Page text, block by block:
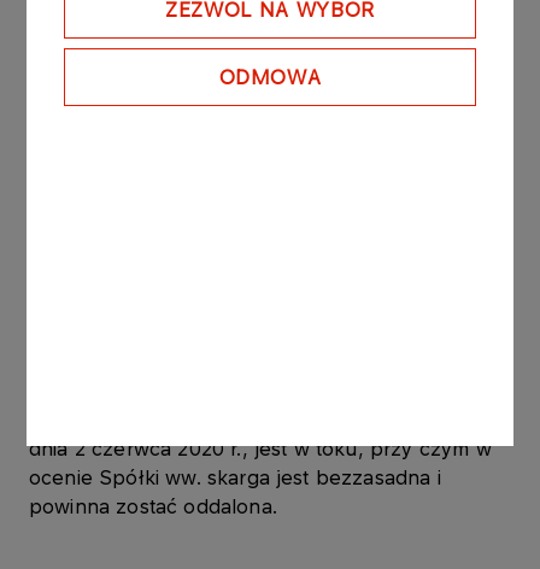
ZEZWÓL NA WYBÓR
ODMOWA
3. zasądził od Gazpromu na rzecz PGNiG koszty
zastępstwa procesowego.
Wyrok jest prawomocny. Zgodnie bowiem z art.
dnia 2 czerwca 2020 r., jest w toku, przy czym w
ocenie Spółki ww. skarga jest bezzasadna i
powinna zostać oddalona.